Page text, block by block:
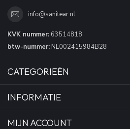
info@sanitear.nl
KVK nummer: 63514818
btw-nummer: NL002415984B28
CATEGORIEËN
INFORMATIE
MIJN ACCOUNT